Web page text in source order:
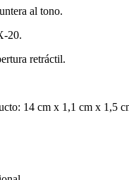
al tono.
20.
retráctil.
14 cm x 1,1 cm x 1,5